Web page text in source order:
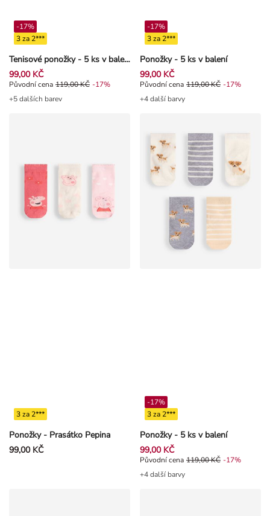
Tenisové ponožky - 5 ks v balení
-17%
3 za 2***
99,00 KČ
Původní cena 119,00 Kč, Sleva -17%
Původní cena 119,00 KČ -17%
+5 dalších barev
Ponožky - 5 ks v balení
-17%
3 za 2***
99,00 KČ
Původní cena 119,00 Kč, Sleva -
Původní cena 119,00 KČ -17%
+4 další barvy
Ponožky - Prasátko Pepina
3 za 2***
99,00 KČ
Ponožky - 5 ks v balení
-17%
3 za 2***
99,00 KČ
Původní cena 119,00 Kč, Sleva -
Původní cena 119,00 KČ -17%
+4 další barvy